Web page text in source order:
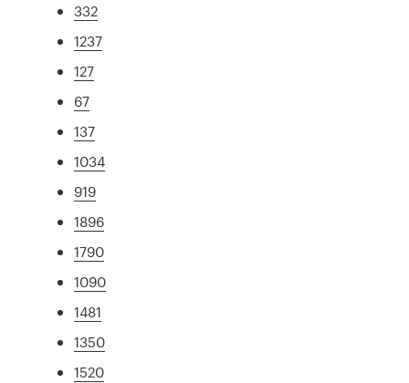
332
1237
127
67
137
1034
919
1896
1790
1090
1481
1350
1520